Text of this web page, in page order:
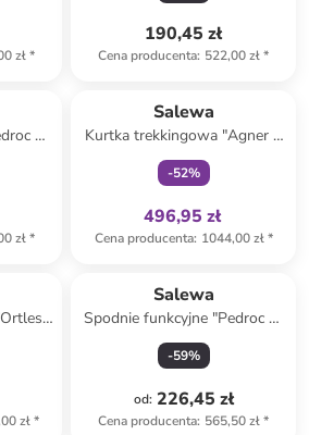
zł*
190,45 zł
Cena producenta: 522,00 zł*
2"
zł*
Salewa
Kurtka trekkingowa "Agner 2
3L Powertex" w kolorze
zielonym
-52%
496,95 zł
Cena producenta: 1044,00 zł*
zł*
Salewa
Spodnie funkcyjne "Pedroc 2"
w kolorze czerwonym
-59%
od: 226,45 zł
Cena producenta: 565,50 zł*